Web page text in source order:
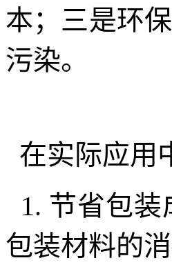
本；三是环
污染。
在实际应用
1. 节省包装
包装材料的消